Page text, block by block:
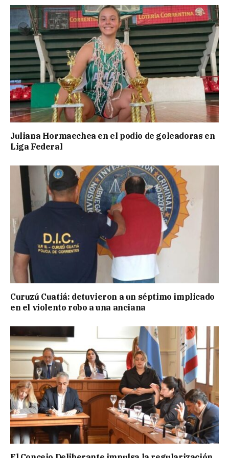
Juliana Hormaechea en el podio de goleadoras en
Liga Federal
Curuzú Cuatiá: detuvieron a un séptimo implicado
en el violento robo a una anciana